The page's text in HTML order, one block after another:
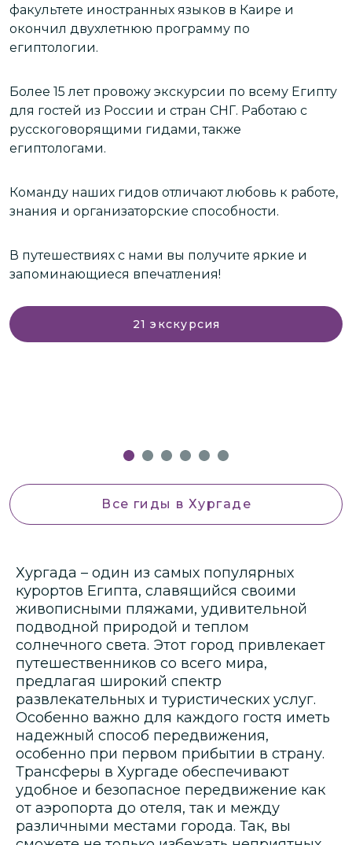
факультете иностранных языков в Каире и
окончил двухлетнюю программу по
египтологии.
Более 15 лет провожу экскурсии по всему Египту
для гостей из России и стран СНГ. Работаю с
русскоговорящими гидами, также
египтологами.
Команду наших гидов отличают любовь к работе,
знания и организаторские способности.
В путешествиях с нами вы получите яркие и
запоминающиеся впечатления!
21 экскурсия
Все гиды в Хургаде
Хургада – один из самых популярных
курортов Египта, славящийся своими
живописными пляжами, удивительной
подводной природой и теплом
солнечного света. Этот город привлекает
путешественников со всего мира,
предлагая широкий спектр
развлекательных и туристических услуг.
Особенно важно для каждого гостя иметь
надежный способ передвижения,
особенно при первом прибытии в страну.
Трансферы в Хургаде обеспечивают
удобное и безопасное передвижение как
от аэропорта до отеля, так и между
различными местами города. Так, вы